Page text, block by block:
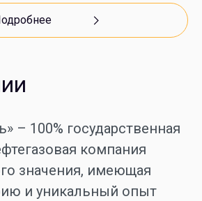
– 100% государственная
компания
значения, имеющая
и уникальный опыт